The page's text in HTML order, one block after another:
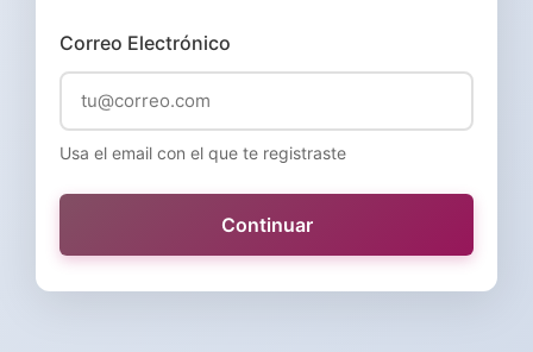
Correo Electrónico
Usa el email con el que te registraste
Continuar